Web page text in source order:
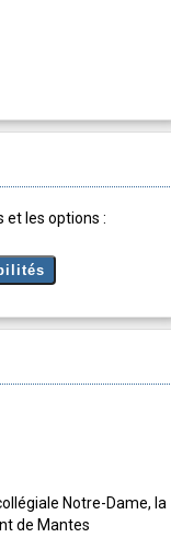
et les options :
Notre-Dame, la
de Mantes